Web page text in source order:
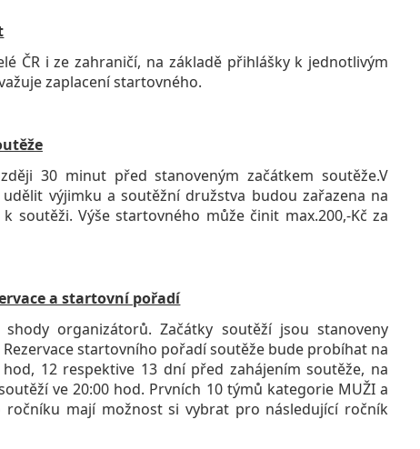
ČR i ze zahraničí, na základě přihlášky k jednotlivým
zaplacení startovného.
30 minut před stanoveným začátkem soutěže.V
výjimku a soutěžní družstva budou zařazena na
Výše startovného může činit max.200,-Kč za
a startovní pořadí
organizátorů. Začátky soutěží jsou stanoveny
startovního pořadí soutěže bude probíhat na
12 respektive 13 dní před zahájením soutěže, na
ve 20:00 hod. Prvních 10 týmů kategorie MUŽI a
mají možnost si vybrat pro následující ročník